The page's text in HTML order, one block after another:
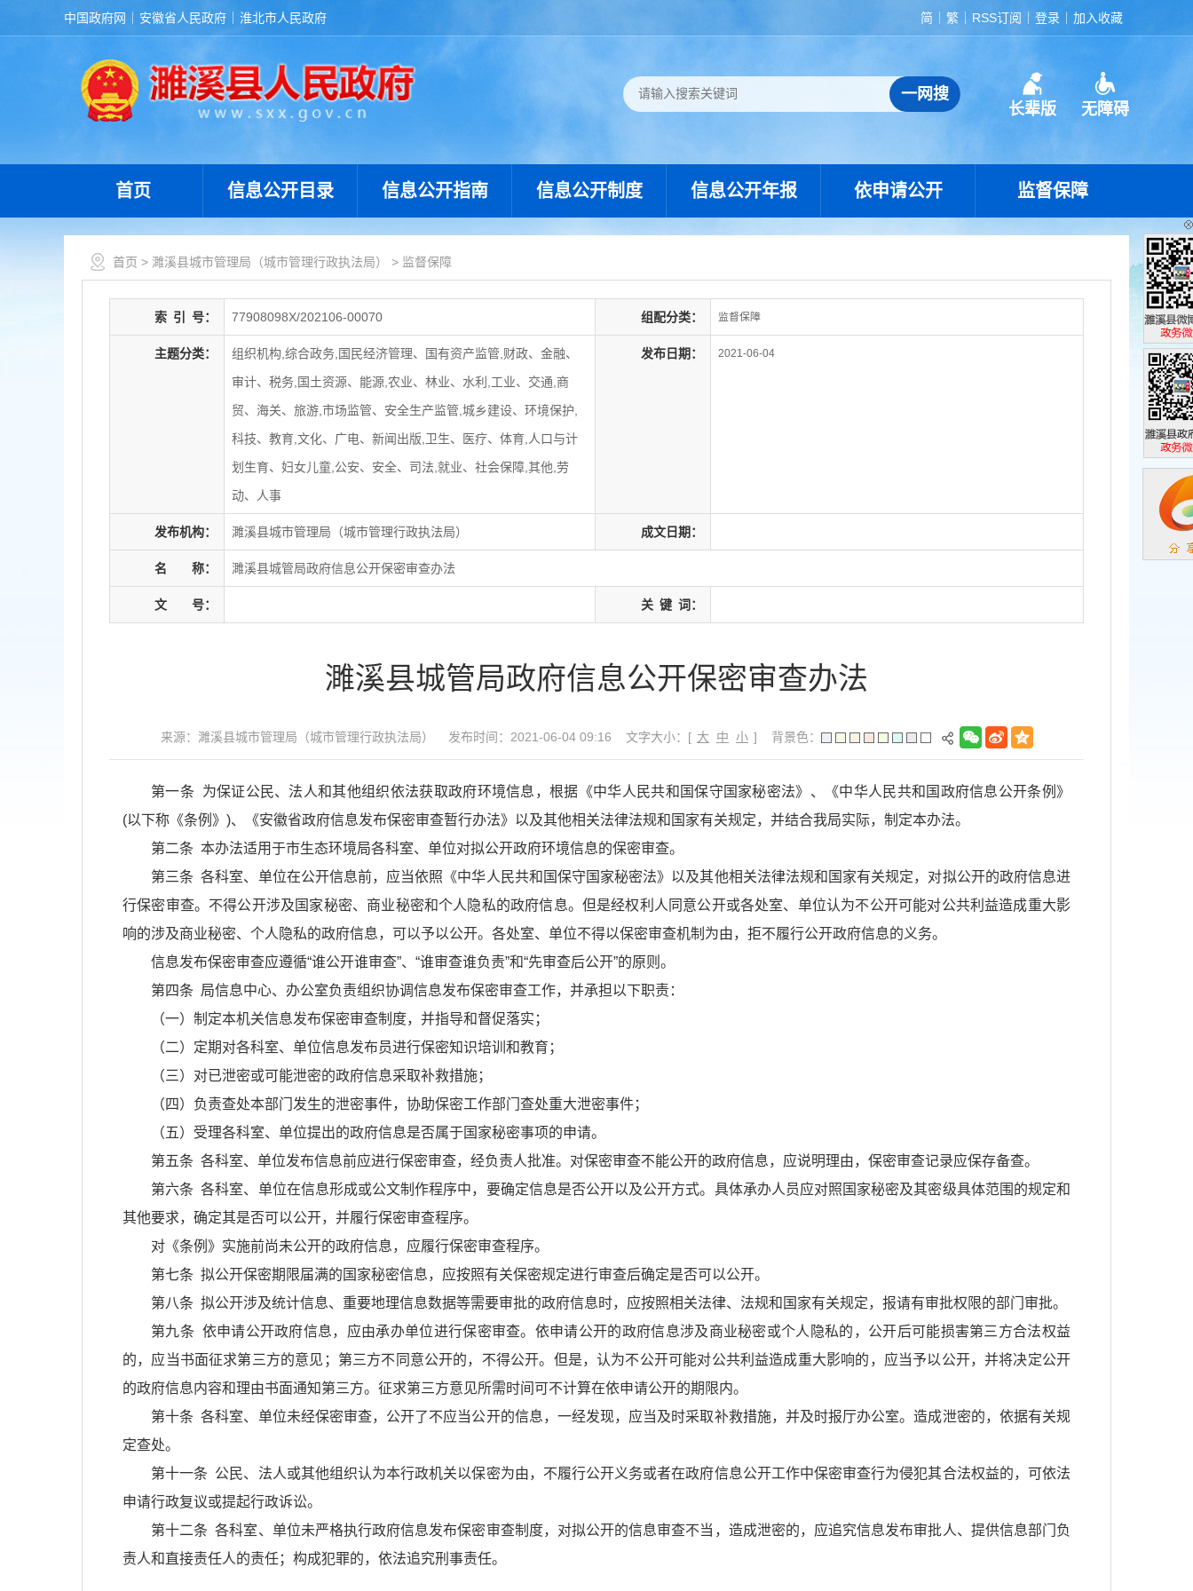
中国政府网 安徽省人民政府 淮北市人民政府 简 繁 RSS订阅 登录 加入收藏
长辈版 无障碍
首页 信息公开目录 信息公开指南 信息公开制度 信息公开年报 依申请公开 监督保障
首页 > 濉溪县城市管理局（城市管理行政执法局） > 监督保障
索 引 号： 77908098X/202106-00070 组配分类： 监督保障
主题分类：
组织机构,综合政务,国民经济管理、国有资产监管,财政、金融、
审计、税务,国土资源、能源,农业、林业、水利,工业、交通,商
贸、海关、旅游,市场监管、安全生产监管,城乡建设、环境保护,
科技、教育,文化、广电、新闻出版,卫生、医疗、体育,人口与计
划生育、妇女儿童,公安、安全、司法,就业、社会保障,其他,劳
动、人事
发布日期： 2021-06-04
发布机构： 濉溪县城市管理局（城市管理行政执法局） 成文日期：
名 称： 濉溪县城管局政府信息公开保密审查办法
文 号： 关 键 词：
濉溪县城管局政府信息公开保密审查办法
来源：濉溪县城市管理局（城市管理行政执法局） 发布时间：2021-06-04 09:16 文字大小：[ 大 中 小 ] 背景色：
第一条 为保证公民、法人和其他组织依法获取政府环境信息，根据《中华人民共和国保守国家秘密法》、《中华人民共和国政府信息公开条例》
(以下称《条例》)、《安徽省政府信息发布保密审查暂行办法》以及其他相关法律法规和国家有关规定，并结合我局实际，制定本办法。
第二条 本办法适用于市生态环境局各科室、单位对拟公开政府环境信息的保密审查。
第三条 各科室、单位在公开信息前，应当依照《中华人民共和国保守国家秘密法》以及其他相关法律法规和国家有关规定，对拟公开的政府信息进
行保密审查。不得公开涉及国家秘密、商业秘密和个人隐私的政府信息。但是经权利人同意公开或各处室、单位认为不公开可能对公共利益造成重大影
响的涉及商业秘密、个人隐私的政府信息，可以予以公开。各处室、单位不得以保密审查机制为由，拒不履行公开政府信息的义务。
信息发布保密审查应遵循“谁公开谁审查”、“谁审查谁负责”和“先审查后公开”的原则。
第四条 局信息中心、办公室负责组织协调信息发布保密审查工作，并承担以下职责：
（一）制定本机关信息发布保密审查制度，并指导和督促落实；
（二）定期对各科室、单位信息发布员进行保密知识培训和教育；
（三）对已泄密或可能泄密的政府信息采取补救措施；
（四）负责查处本部门发生的泄密事件，协助保密工作部门查处重大泄密事件；
（五）受理各科室、单位提出的政府信息是否属于国家秘密事项的申请。
第五条 各科室、单位发布信息前应进行保密审查，经负责人批准。对保密审查不能公开的政府信息，应说明理由，保密审查记录应保存备查。
第六条 各科室、单位在信息形成或公文制作程序中，要确定信息是否公开以及公开方式。具体承办人员应对照国家秘密及其密级具体范围的规定和
其他要求，确定其是否可以公开，并履行保密审查程序。
对《条例》实施前尚未公开的政府信息，应履行保密审查程序。
第七条 拟公开保密期限届满的国家秘密信息，应按照有关保密规定进行审查后确定是否可以公开。
第八条 拟公开涉及统计信息、重要地理信息数据等需要审批的政府信息时，应按照相关法律、法规和国家有关规定，报请有审批权限的部门审批。
第九条 依申请公开政府信息，应由承办单位进行保密审查。依申请公开的政府信息涉及商业秘密或个人隐私的，公开后可能损害第三方合法权益
的，应当书面征求第三方的意见；第三方不同意公开的，不得公开。但是，认为不公开可能对公共利益造成重大影响的，应当予以公开，并将决定公开
的政府信息内容和理由书面通知第三方。征求第三方意见所需时间可不计算在依申请公开的期限内。
第十条 各科室、单位未经保密审查，公开了不应当公开的信息，一经发现，应当及时采取补救措施，并及时报厅办公室。造成泄密的，依据有关规
定查处。
第十一条 公民、法人或其他组织认为本行政机关以保密为由，不履行公开义务或者在政府信息公开工作中保密审查行为侵犯其合法权益的，可依法
申请行政复议或提起行政诉讼。
第十二条 各科室、单位未严格执行政府信息发布保密审查制度，对拟公开的信息审查不当，造成泄密的，应追究信息发布审批人、提供信息部门负
责人和直接责任人的责任；构成犯罪的，依法追究刑事责任。
濉溪县政
政务微博
濉溪县政
政务微信